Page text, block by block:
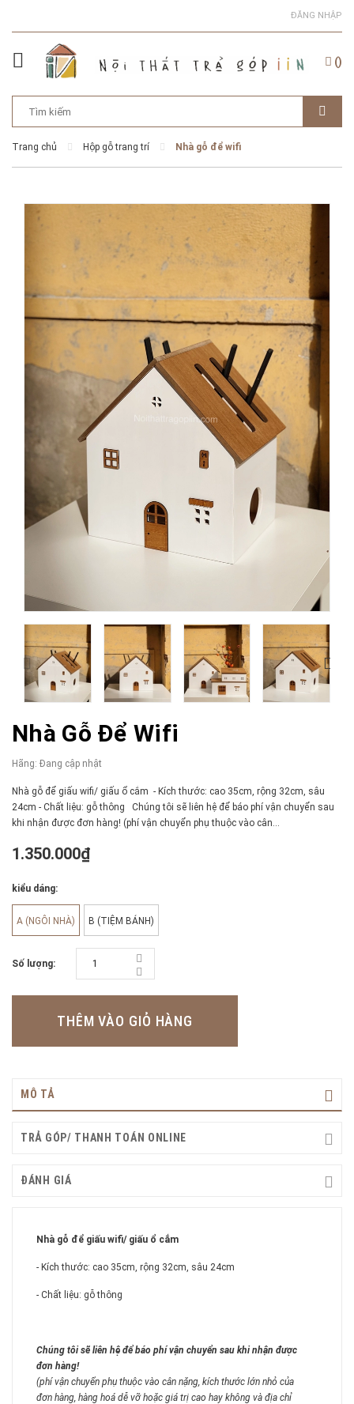
ĐĂNG NHẬP
()
Trang chủ Hộp gỗ trang trí Nhà gỗ để wifi
Nhà Gỗ Để Wifi
Hãng: Đang cập nhật
Nhà gỗ để giấu wifi/ giấu ổ cắm - Kích thước: cao 35cm, rộng 32cm, sâu
24cm - Chất liệu: gỗ thông Chúng tôi sẽ liên hệ để báo phí vận chuyển sau
khi nhận được đơn hàng! (phí vận chuyển phụ thuộc vào cân...
1.350.000₫
kiểu dáng:
A (NGÔI NHÀ) B (TIỆM BÁNH)
Số lượng:
THÊM VÀO GIỎ HÀNG
MÔ TẢ
TRẢ GÓP/ THANH TOÁN ONLINE
ĐÁNH GIÁ
Nhà gỗ để giấu wifi/ giấu ổ cắm
- Kích thước: cao 35cm, rộng 32cm, sâu 24cm
- Chất liệu: gỗ thông
Chúng tôi sẽ liên hệ để báo phí vận chuyển sau khi nhận được
đơn hàng!
(phí vận chuyển phụ thuộc vào cân nặng, kích thước lớn nhỏ của
đơn hàng, hàng hoá dễ vỡ hoặc giá trị cao hay không và địa chỉ